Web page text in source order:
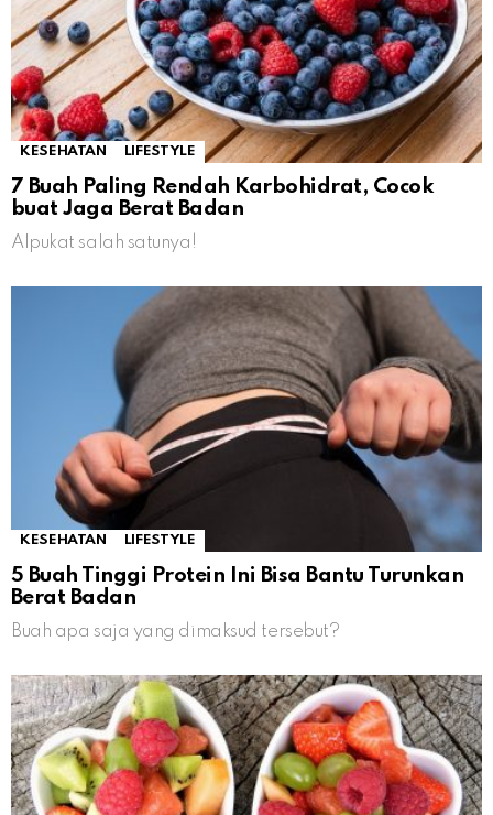
KESEHATAN LIFESTYLE
7 Buah Paling Rendah Karbohidrat, Cocok
buat Jaga Berat Badan
Alpukat salah satunya!
KESEHATAN LIFESTYLE
5 Buah Tinggi Protein Ini Bisa Bantu Turunkan
Berat Badan
Buah apa saja yang dimaksud tersebut?